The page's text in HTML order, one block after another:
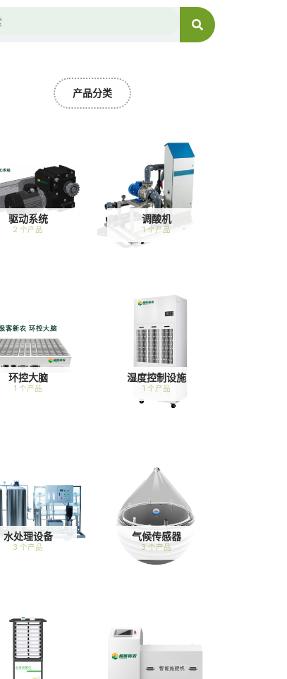
Search
产品分类
驱动系统
2 个产品
调酸机
1 个产品
环控大脑
1 个产品
湿度控制设施
1 个产品
水处理设备
3 个产品
气候传感器
3 个产品